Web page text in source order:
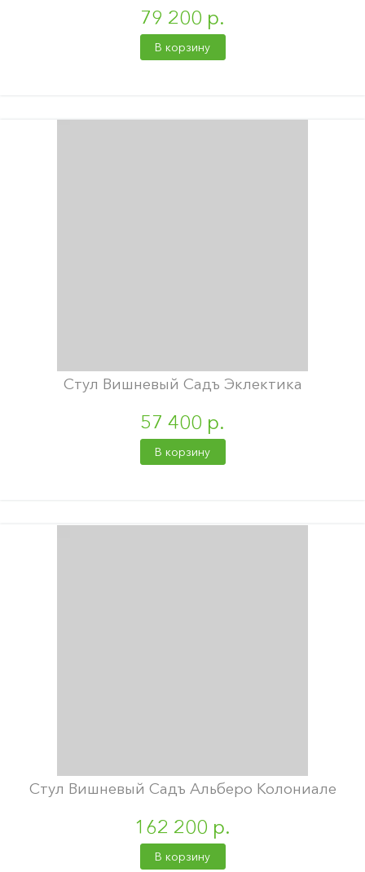
79 200 р.
В корзину
Стул Вишневый Садъ Эклектика
57 400 р.
В корзину
Стул Вишневый Садъ Альберо Колониале
162 200 р.
В корзину